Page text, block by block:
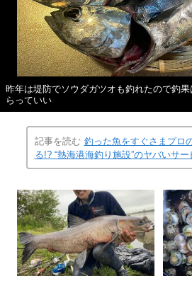
昨年は堤防でソウダガツオも釣れたので釣果
らっていい
記事を読む 釣った魚をすぐさまプロ
る!? “熱海港海釣り施設”のヤバいサ